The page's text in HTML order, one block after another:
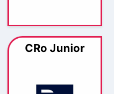
CRo Junior